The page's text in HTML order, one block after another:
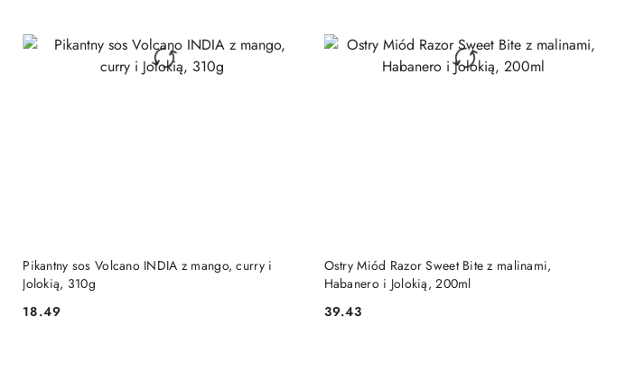
Pikantny sos Volcano INDIA z mango, curry i
Jolokią, 310g
Cena:
18.49
DO KOSZYKA
Ostry Miód Razor Sweet Bite z malinami,
Habanero i Jolokią, 200ml
Cena:
39.43
DO KOSZYKA